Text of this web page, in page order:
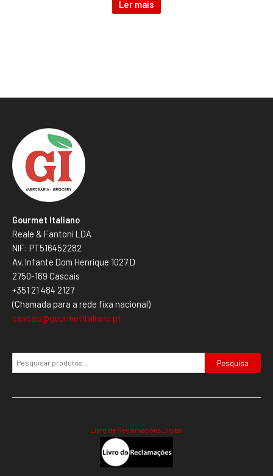
Ler mais
Gourmet Italiano
Reale & Fantoni LDA
NIF: PT516452282
Av. Infante Dom Henrique 1027 D
2750-169 Cascais
+351 21 484 2127
(Chamada para a rede fixa nacional)
cascais@gourmetitaliano.pt
Pesquisa
Livro de Reclamações Digital